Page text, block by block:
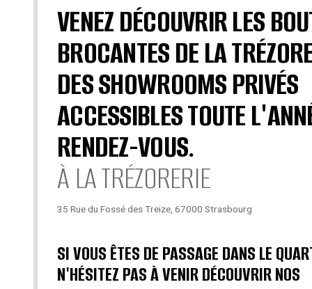
VENEZ DÉCOUVRIR LES
BROCANTES DE LA
DES SHOWROOMS PRIVÉS
ACCESSIBLES TOUTE
RENDEZ-VOUS.
À LA TRÉZORERIE
35 Rue du Fossé des Treize, 67000 Strasbourg
SI VOUS ÊTES DE PASSAGE DANS LE
N'HÉSITEZ PAS À VENIR DÉCOUVRIR NOS